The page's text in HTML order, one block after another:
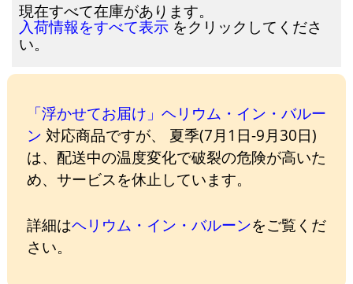
現在すべて在庫があります。
入荷情報をすべて表示 をクリックしてくださ
い。
「浮かせてお届け」ヘリウム・イン・バルー
ン 対応商品ですが、 夏季(7月1日-9月30日)
は、配送中の温度変化で破裂の危険が高いた
め、サービスを休止しています。
詳細はヘリウム・イン・バルーンをご覧くだ
さい。